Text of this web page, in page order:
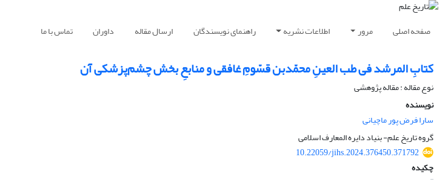
صفحه اصلی مرور اطلاعات نشریه راهنمای نویسندگان ارسال مقاله داوران تماس با ما
کتابِ المرشد فی طب العینِ محمّد‌بن قسّومِ غافقی و منابعِ بخش چشم‌پزشکی آن
نوع مقاله : مقاله پژوهشی
نویسنده
سارا فرض پور ماچیانی
گروه تاریخ علم- بنیاد دایره المعارف اسلامی
10.22059/jihs.2024.376450.371792
چکیده